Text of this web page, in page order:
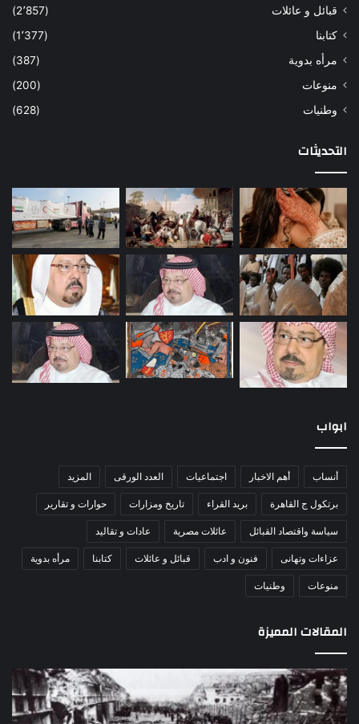
قبائل و عائلات
(2٬857)
كتابنا
(1٬377)
مرأه بدوية
(387)
منوعات
(200)
وطنيات
(628)
التحديثات
ابواب
أنساب أهم الاخبار اجتماعيات العدد الورقى المزيد
برتكول ج القاهرة بريد القراء تاريخ ومزارات حوارات و تقارير
سياسة واقتصاد القبائل عائلات مصرية عادات و تقاليد
عزاءات وتهانى فنون و ادب قبائل و عائلات كتابنا مرأه بدوية
منوعات وطنيات
المقالات المميزة
مذبحة
اللد..
القصة